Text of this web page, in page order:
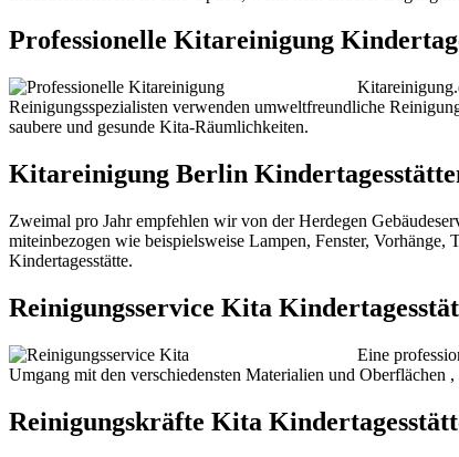
Professionelle Kitareinigung
Reinigungsspezialisten verwenden umweltfreundliche
saubere und gesunde Kita-Räumlichkeiten.
Kitareinigung Berlin
Zweimal pro Jahr empfehlen wir von der Herdegen
miteinbezogen wie beispielsweise Lampen, Fenster,
Kindertagesstätte.
Reinigungsservice Kita
Eine
Umgang mit den verschiedensten Materialien und Oberflächen
Reinigungskräfte Kita